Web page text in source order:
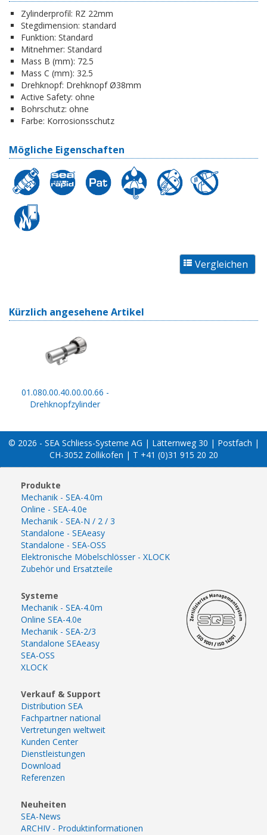
Zylinderprofil: RZ 22mm
Stegdimension: standard
Funktion: Standard
Mitnehmer: Standard
Mass B (mm): 72.5
Mass C (mm): 32.5
Drehknopf: Drehknopf Ø38mm
Active Safety: ohne
Bohrschutz: ohne
Farbe: Korrosionsschutz
Mögliche Eigenschaften
Kürzlich angesehene Artikel
01.080.00.40.00.00.66 -
Drehknopfzylinder
© 2026 - SEA Schliess-Systeme AG | Lätternweg 30 | Postfach |
CH-3052 Zollikofen | T +41 (0)31 915 20 20
Produkte
Mechanik - SEA-4.0m
Online - SEA-4.0e
Mechanik - SEA-N / 2 / 3
Standalone - SEAeasy
Standalone - SEA-OSS
Elektronische Möbelschlösser - XLOCK
Zubehör und Ersatzteile
Systeme
Mechanik - SEA-4.0m
Online SEA-4.0e
Mechanik - SEA-2/3
Standalone SEAeasy
SEA-OSS
XLOCK
Verkauf & Support
Distribution SEA
Fachpartner national
Vertretungen weltweit
Kunden Center
Dienstleistungen
Download
Referenzen
Neuheiten
SEA-News
ARCHIV - Produktinformationen